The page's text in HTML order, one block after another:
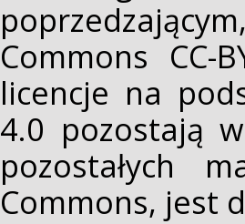
Commons CC-
licencje na
4.0 pozostają
pozostałych
Commons, jest